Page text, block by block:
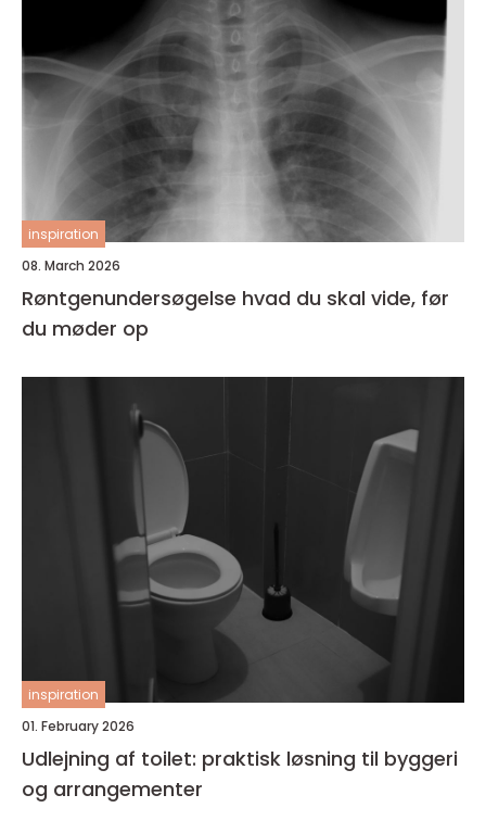
inspiration
08. March 2026
Røntgenundersøgelse hvad du skal vide, før
du møder op
inspiration
01. February 2026
Udlejning af toilet: praktisk løsning til byggeri
og arrangementer